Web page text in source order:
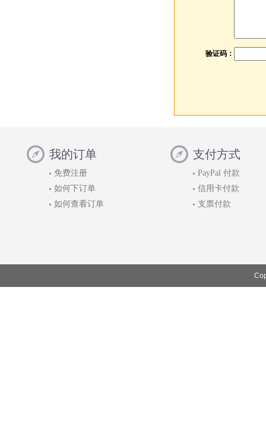
验证码：
我的订单
免费注册
如何下订单
如何查看订单
支付方式
PayPal 付款
信用卡付款
支票付款